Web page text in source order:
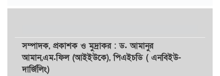
সম্পাদক, প্রকাশকওমুদ্রাকর: ড. আমানুর
আমান,এম.ফিল (আইইউকে), পিএইচডি ( এনবিইউ-
দার্জিলিং)